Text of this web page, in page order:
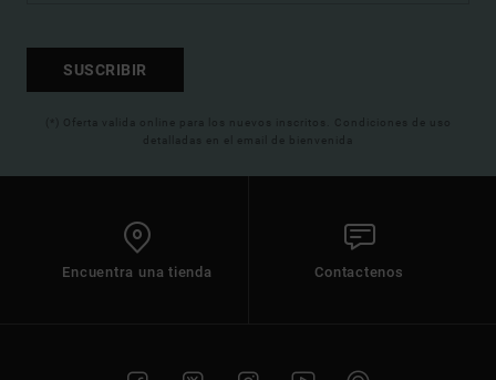
SUSCRIBIR
(*) Oferta valida online para los nuevos inscritos. Condiciones de uso
detalladas en el email de bienvenida
Encuentra una tienda Contactenos